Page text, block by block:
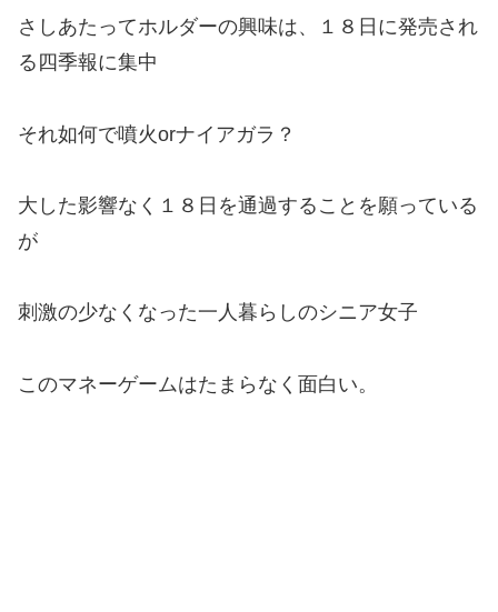
さしあたってホルダーの興味は、１８日に発売され
る四季報に集中
それ如何で噴火orナイアガラ？
大した影響なく１８日を通過することを願っている
が
刺激の少なくなった一人暮らしのシニア女子
このマネーゲームはたまらなく面白い。